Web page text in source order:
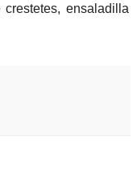
ensaladilla